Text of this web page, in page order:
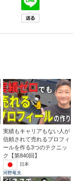
実績もキャリアもない人が
信頼されて売れるプロフィ
ールを作る3つのテクニッ
ク【第840回】
日本
河野竜夫